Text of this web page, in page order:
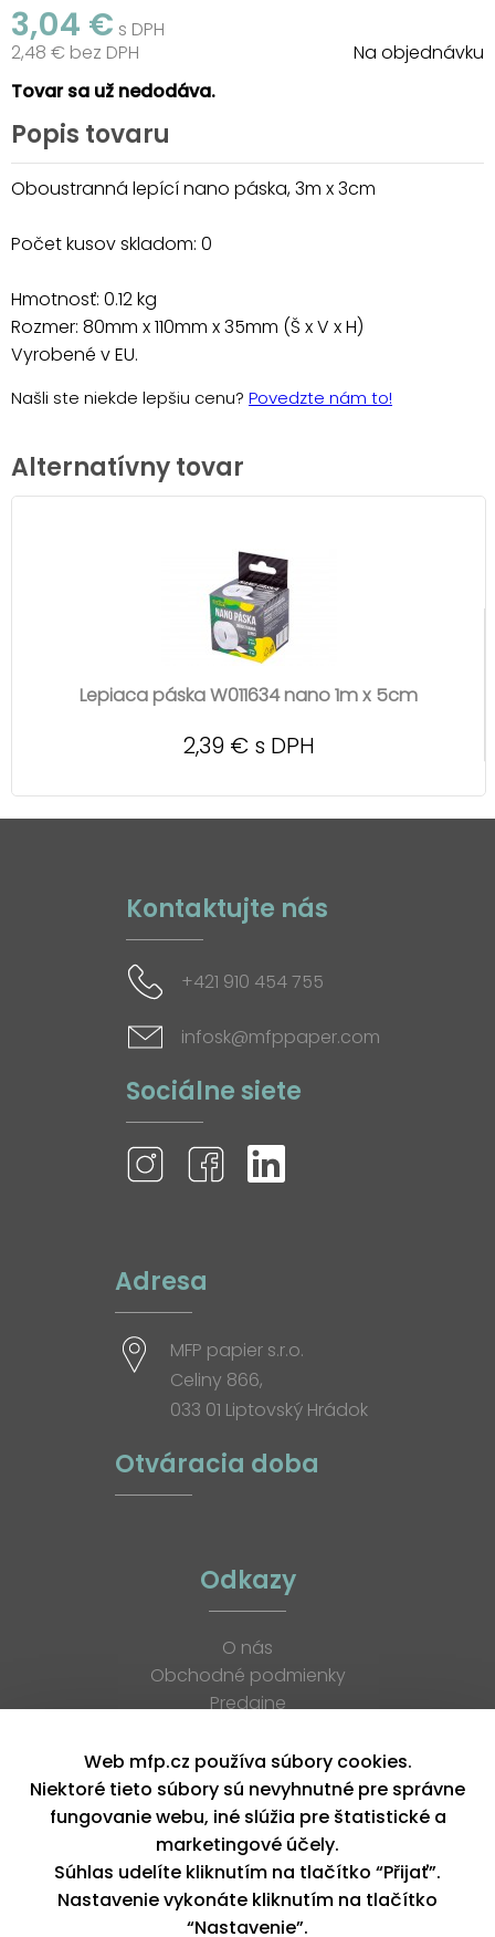
3,04 € s DPH
2,48 € bez DPH
Na objednávku
Tovar sa už nedodáva.
Popis tovaru
Oboustranná lepící nano páska, 3m x 3cm
Počet kusov skladom: 0
Hmotnosť: 0.12 kg
Rozmer: 80mm x 110mm x 35mm (Š x V x H)
Vyrobené v EU.
Našli ste niekde lepšiu cenu? Povedzte nám to!
Alternatívny tovar
Lepiaca páska W011634 nano 1m x 5cm
2,39 € s DPH
Kontaktujte nás
+421 910 454 755
infosk@mfppaper.com
Sociálne siete
Adresa
MFP papier s.r.o.
Celiny 866,
033 01 Liptovský Hrádok
Otváracia doba
Odkazy
O nás
Obchodné podmienky
Predajne
K stiahnutiu
Blog
Kontakt
Kariéra
XML feed
Copyright © 2026, MFP paper s. r. o. | Všetky práva vyhradené
Web mfp.cz používa súbory cookies.
Niektoré tieto súbory sú nevyhnutné pre správne
fungovanie webu, iné slúžia pre štatistické a
marketingové účely.
Súhlas udelíte kliknutím na tlačítko “Přijať”.
Nastavenie vykonáte kliknutím na tlačítko
“Nastavenie”.